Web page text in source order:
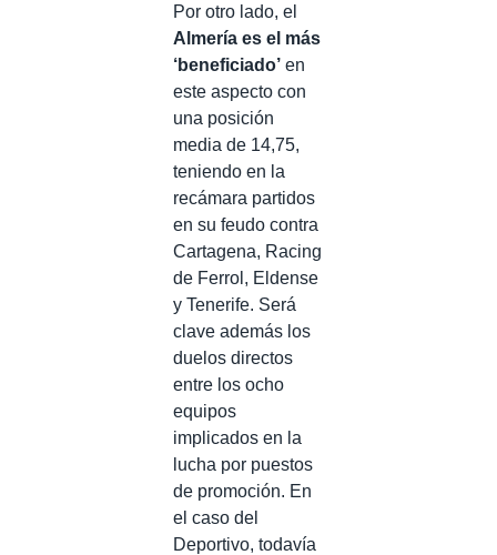
Por otro lado, el
Almería es el más
‘beneficiado’ en
este aspecto con
una posición
media de 14,75,
teniendo en la
recámara partidos
en su feudo contra
Cartagena, Racing
de Ferrol, Eldense
y Tenerife. Será
clave además los
duelos directos
entre los ocho
equipos
implicados en la
lucha por puestos
de promoción. En
el caso del
Deportivo, todavía